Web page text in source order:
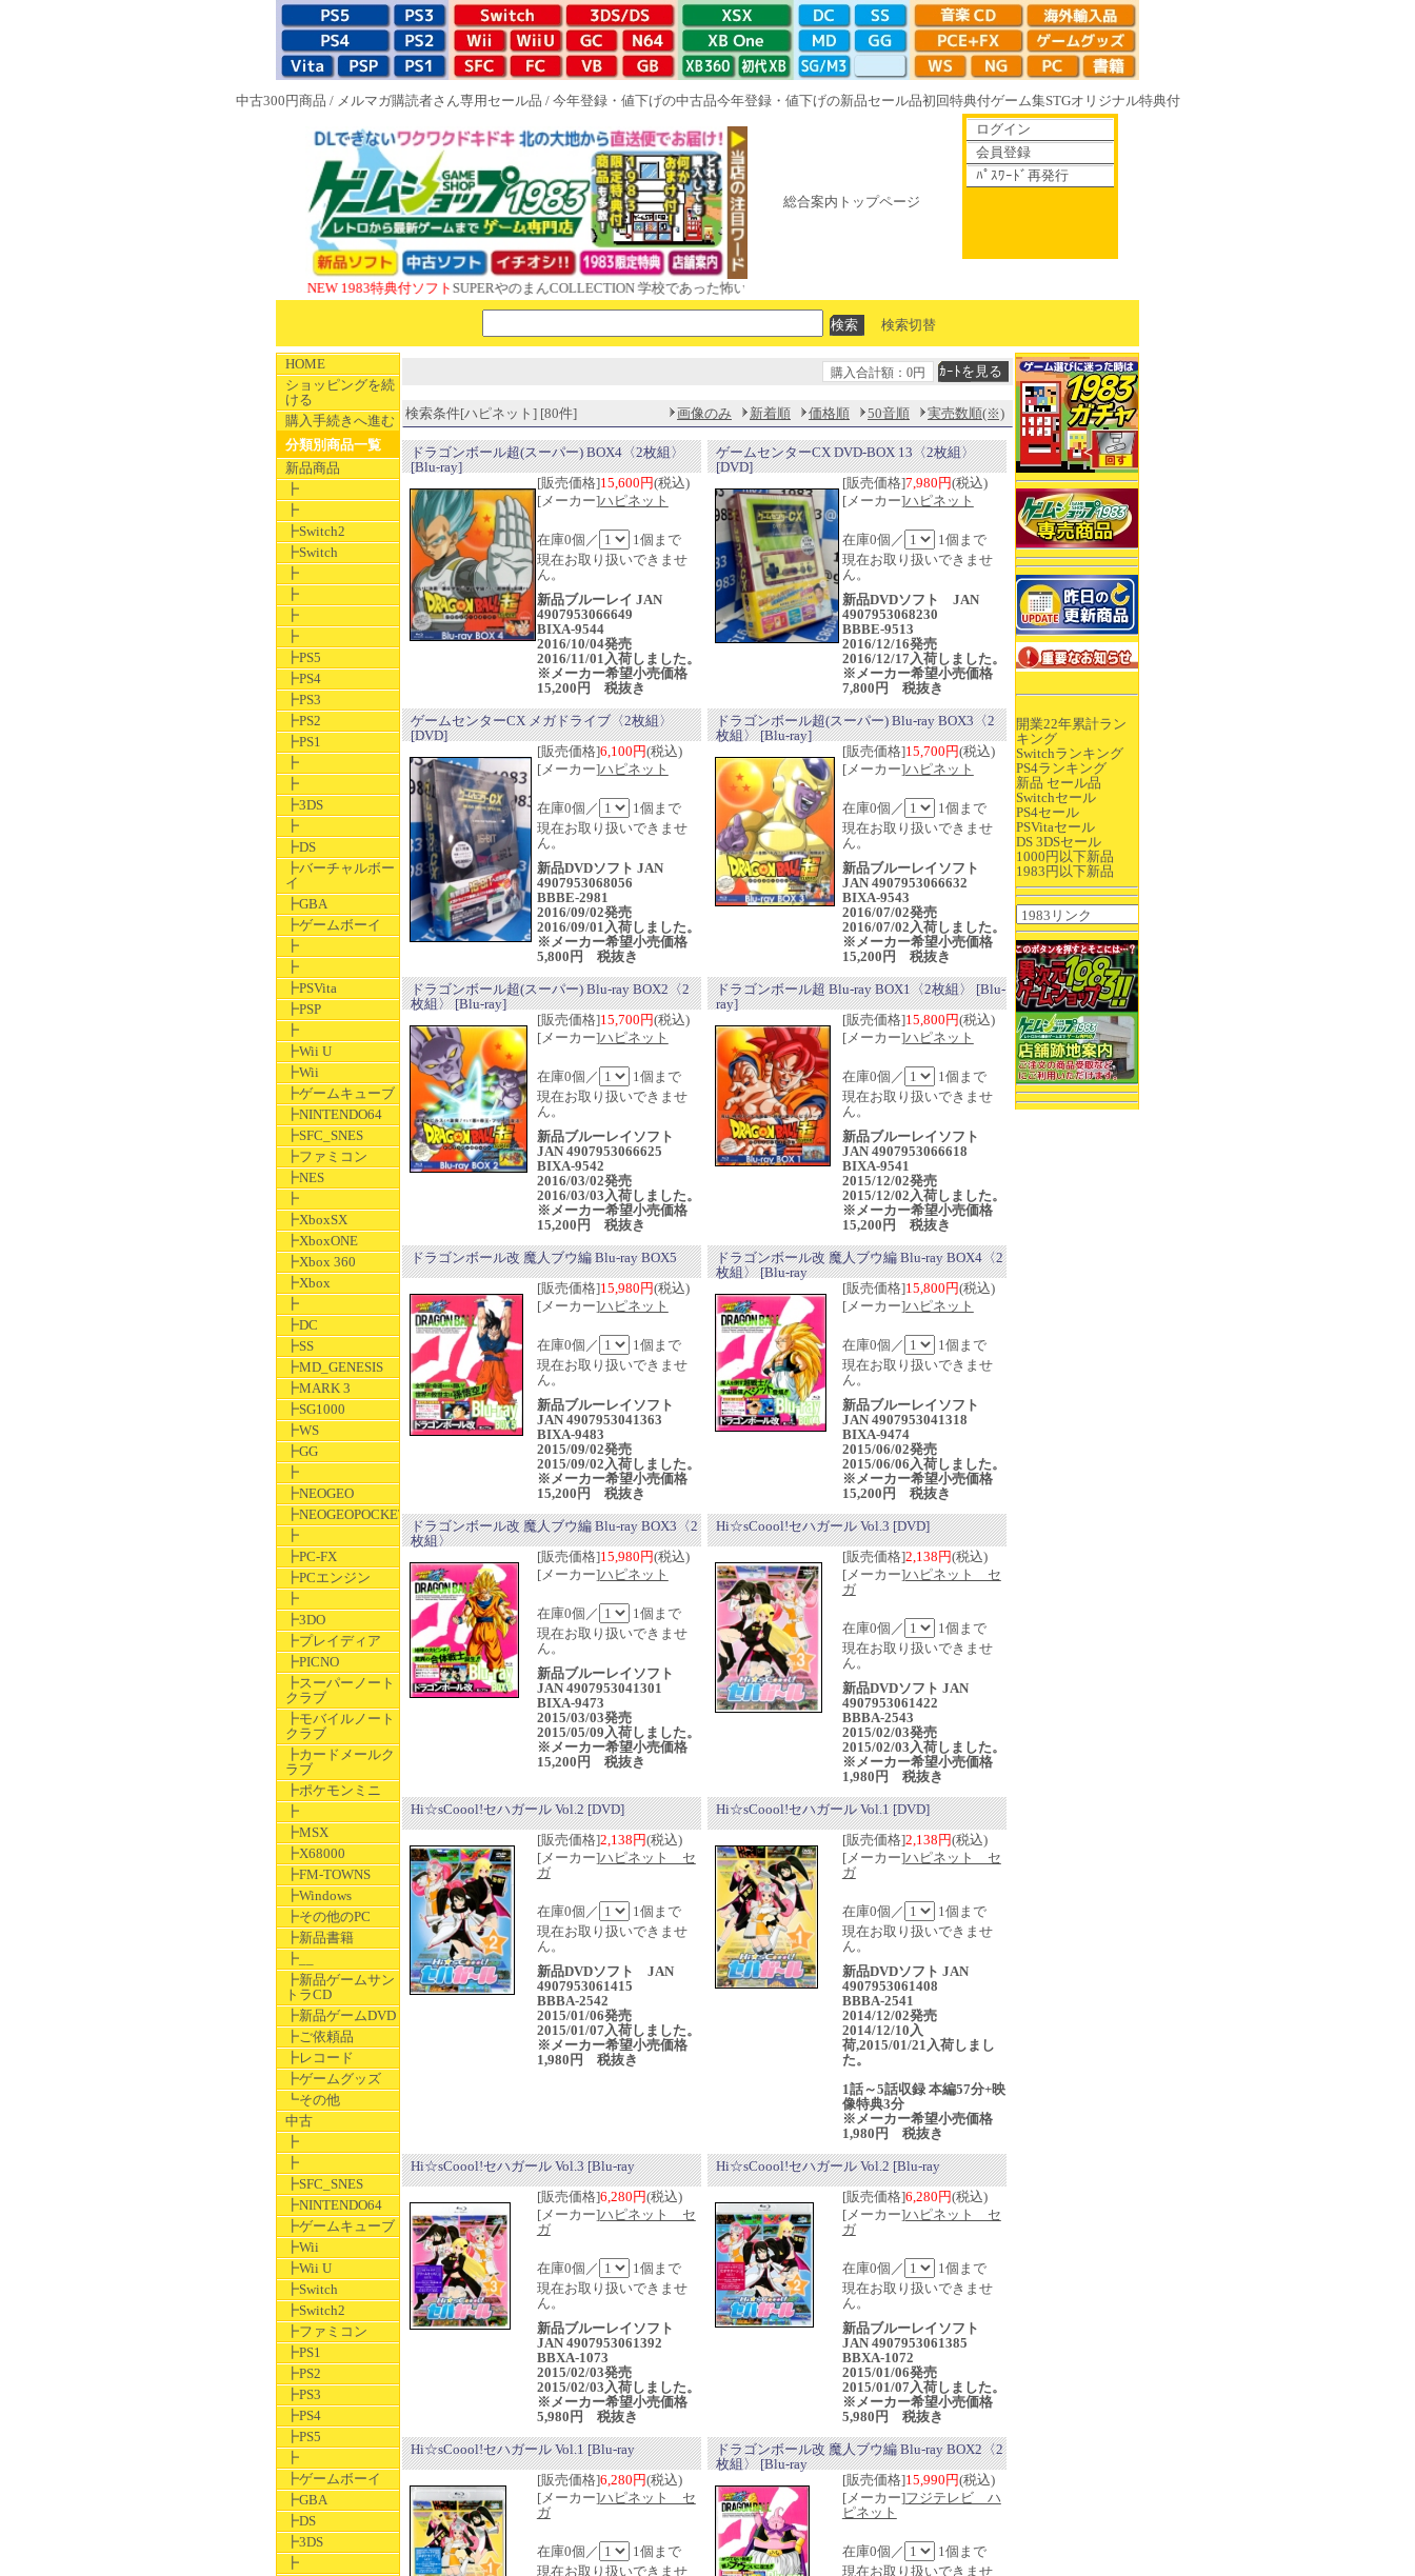
中古300円商品 / メルマガ購読者さん専用セール品 / 今年登録・値下げの中古品今年登録・値下げの新品セール品初回特典付ゲーム集STGオリジナル特典付
総合案内トップページ
NEW 1983特典付ソフトSUPERやのまんCOLLECTION 学校であった怖い話と晦󠄀つきこもり ルート16R やがて散りゆく鏡の花へ 70年代風ロボットアニメ ゲッP-X アレサCOLLECTION
ログイン
会員登録
ﾊﾟｽﾜｰﾄﾞ再発行
検索切替
HOME
ショッピングを続
ける
購入手続きへ進む
分類別商品一覧
新品商品
┣
┣
┣Switch2
┣Switch
┣
┣
┣
┣
┣PS5
┣PS4
┣PS3
┣PS2
┣PS1
┣
┣
┣3DS
┣
┣DS
┣バーチャルボー
イ
┣GBA
┣ゲームボーイ
┣
┣
┣PSVita
┣PSP
┣
┣Wii U
┣Wii
┣ゲームキューブ
┣NINTENDO64
┣SFC_SNES
┣ファミコン
┣NES
┣
┣XboxSX
┣XboxONE
┣Xbox 360
┣Xbox
┣
┣DC
┣SS
┣MD_GENESIS
┣MARK 3
┣SG1000
┣WS
┣GG
┣
┣NEOGEO
┣NEOGEOPOCKET
┣
┣PC-FX
┣PCエンジン
┣
┣3DO
┣プレイディア
┣PICNO
┣スーパーノート
クラブ
┣モバイルノート
クラブ
┣カードメールク
ラブ
┣ポケモンミニ
┣
┣MSX
┣X68000
┣FM-TOWNS
┣Windows
┣その他のPC
┣新品書籍
┣__
┣新品ゲームサン
トラCD
┣新品ゲームDVD
┣ご依頼品
┣レコード
┣ゲームグッズ
┗その他
中古
┣
┣
┣SFC_SNES
┣NINTENDO64
┣ゲームキューブ
┣Wii
┣Wii U
┣Switch
┣Switch2
┣ファミコン
┣PS1
┣PS2
┣PS3
┣PS4
┣PS5
┣
┣ゲームボーイ
┣GBA
┣DS
┣3DS
┣
開業22年累計ラン
キング
Switchランキング
PS4ランキング
新品 セール品
Switchセール
PS4セール
PSVitaセール
DS 3DSセール
1000円以下新品
1983円以下新品
購入合計額：0円
検索条件[ハピネット] [80件] 画像のみ 新着順 価格順 50音順 実売数順(※)
ドラゴンボール超(スーパー) BOX4〈2枚組〉
[Blu-ray]
[販売価格]15,600円(税込)
[メーカー]ハピネット
在庫0個／
1個まで
現在お取り扱いできませ
ん。
新品ブルーレイ JAN
4907953066649
BIXA-9544
2016/10/04発売
2016/11/01入荷しました。
※メーカー希望小売価格
15,200円 税抜き
ゲームセンターCX DVD-BOX 13〈2枚組〉
[DVD]
[販売価格]7,980円(税込)
[メーカー]ハピネット
在庫0個／
1個まで
現在お取り扱いできませ
ん。
新品DVDソフト JAN
4907953068230
BBBE-9513
2016/12/16発売
2016/12/17入荷しました。
※メーカー希望小売価格
7,800円 税抜き
ゲームセンターCX メガドライブ〈2枚組〉
[DVD]
[販売価格]6,100円(税込)
[メーカー]ハピネット
在庫0個／
1個まで
現在お取り扱いできませ
ん。
新品DVDソフト JAN
4907953068056
BBBE-2981
2016/09/02発売
2016/09/01入荷しました。
※メーカー希望小売価格
5,800円 税抜き
ドラゴンボール超(スーパー) Blu-ray BOX3〈2
枚組〉 [Blu-ray]
[販売価格]15,700円(税込)
[メーカー]ハピネット
在庫0個／
1個まで
現在お取り扱いできませ
ん。
新品ブルーレイソフト
JAN 4907953066632
BIXA-9543
2016/07/02発売
2016/07/02入荷しました。
※メーカー希望小売価格
15,200円 税抜き
ドラゴンボール超(スーパー) Blu-ray BOX2〈2
枚組〉 [Blu-ray]
[販売価格]15,700円(税込)
[メーカー]ハピネット
在庫0個／
1個まで
現在お取り扱いできませ
ん。
新品ブルーレイソフト
JAN 4907953066625
BIXA-9542
2016/03/02発売
2016/03/03入荷しました。
※メーカー希望小売価格
15,200円 税抜き
ドラゴンボール超 Blu-ray BOX1〈2枚組〉 [Blu-
ray]
[販売価格]15,800円(税込)
[メーカー]ハピネット
在庫0個／
1個まで
現在お取り扱いできませ
ん。
新品ブルーレイソフト
JAN 4907953066618
BIXA-9541
2015/12/02発売
2015/12/02入荷しました。
※メーカー希望小売価格
15,200円 税抜き
ドラゴンボール改 魔人ブウ編 Blu-ray BOX5
[販売価格]15,980円(税込)
[メーカー]ハピネット
在庫0個／
1個まで
現在お取り扱いできませ
ん。
新品ブルーレイソフト
JAN 4907953041363
BIXA-9483
2015/09/02発売
2015/09/02入荷しました。
※メーカー希望小売価格
15,200円 税抜き
ドラゴンボール改 魔人ブウ編 Blu-ray BOX4〈2
枚組〉 [Blu-ray
[販売価格]15,800円(税込)
[メーカー]ハピネット
在庫0個／
1個まで
現在お取り扱いできませ
ん。
新品ブルーレイソフト
JAN 4907953041318
BIXA-9474
2015/06/02発売
2015/06/06入荷しました。
※メーカー希望小売価格
15,200円 税抜き
ドラゴンボール改 魔人ブウ編 Blu-ray BOX3〈2
枚組〉
[販売価格]15,980円(税込)
[メーカー]ハピネット
在庫0個／
1個まで
現在お取り扱いできませ
ん。
新品ブルーレイソフト
JAN 4907953041301
BIXA-9473
2015/03/03発売
2015/05/09入荷しました。
※メーカー希望小売価格
15,200円 税抜き
Hi☆sCoool!セハガール Vol.3 [DVD]
[販売価格]2,138円(税込)
[メーカー]ハピネット セ
ガ
在庫0個／
1個まで
現在お取り扱いできませ
ん。
新品DVDソフト JAN
4907953061422
BBBA-2543
2015/02/03発売
2015/02/03入荷しました。
※メーカー希望小売価格
1,980円 税抜き
Hi☆sCoool!セハガール Vol.2 [DVD]
[販売価格]2,138円(税込)
[メーカー]ハピネット セ
ガ
在庫0個／
1個まで
現在お取り扱いできませ
ん。
新品DVDソフト JAN
4907953061415
BBBA-2542
2015/01/06発売
2015/01/07入荷しました。
※メーカー希望小売価格
1,980円 税抜き
Hi☆sCoool!セハガール Vol.1 [DVD]
[販売価格]2,138円(税込)
[メーカー]ハピネット セ
ガ
在庫0個／
1個まで
現在お取り扱いできませ
ん。
新品DVDソフト JAN
4907953061408
BBBA-2541
2014/12/02発売
2014/12/10入
荷,2015/01/21入荷しまし
た。
1話～5話収録 本編57分+映
像特典3分
※メーカー希望小売価格
1,980円 税抜き
Hi☆sCoool!セハガール Vol.3 [Blu-ray
[販売価格]6,280円(税込)
[メーカー]ハピネット セ
ガ
在庫0個／
1個まで
現在お取り扱いできませ
ん。
新品ブルーレイソフト
JAN 4907953061392
BBXA-1073
2015/02/03発売
2015/02/03入荷しました。
※メーカー希望小売価格
5,980円 税抜き
Hi☆sCoool!セハガール Vol.2 [Blu-ray
[販売価格]6,280円(税込)
[メーカー]ハピネット セ
ガ
在庫0個／
1個まで
現在お取り扱いできませ
ん。
新品ブルーレイソフト
JAN 4907953061385
BBXA-1072
2015/01/06発売
2015/01/07入荷しました。
※メーカー希望小売価格
5,980円 税抜き
Hi☆sCoool!セハガール Vol.1 [Blu-ray
[販売価格]6,280円(税込)
[メーカー]ハピネット セ
ガ
在庫0個／
1個まで
現在お取り扱いできませ
ドラゴンボール改 魔人ブウ編 Blu-ray BOX2〈2
枚組〉 [Blu-ray
[販売価格]15,990円(税込)
[メーカー]フジテレビ ハ
ピネット
在庫0個／
1個まで
現在お取り扱いできませ